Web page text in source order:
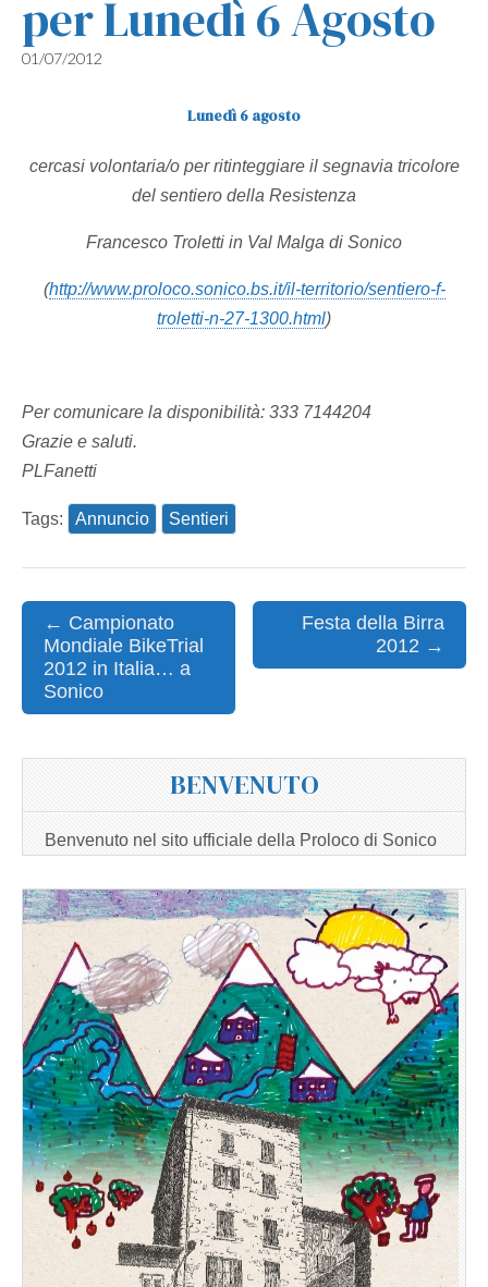
per Lunedì 6 Agosto
01/07/2012
Lunedì 6 agosto
cercasi volontaria/o per ritinteggiare il segnavia tricolore
del sentiero della Resistenza
Francesco Troletti in Val Malga di Sonico
(http://www.proloco.sonico.bs.it/il-territorio/sentiero-f-
troletti-n-27-1300.html)
Per comunicare la disponibilità: 333 7144204
Grazie e saluti.
PLFanetti
Tags: Annuncio Sentieri
Post
navigation
← Campionato
Mondiale BikeTrial
2012 in Italia… a
Sonico
Festa della Birra
2012 →
BENVENUTO
Benvenuto nel sito ufficiale della Proloco di Sonico